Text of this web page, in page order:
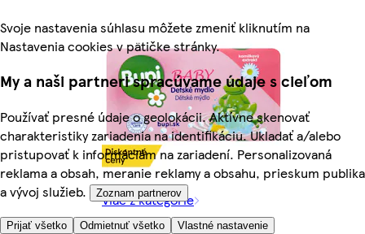
Svoje nastavenia súhlasu môžete zmeniť kliknutím na
Nastavenia cookies v pätičke stránky.
My a naši partneri spracúvame údaje s cieľom
Používať presné údaje o geolokácii. Aktívne skenovať
charakteristiky zariadenia na identifikáciu. Ukladať a/alebo
pristupovať k informáciám na zariadení. Personalizovaná
reklama a obsah, meranie reklamy a obsahu, prieskum publika
a vývoj služieb.
Zoznam partnerov
Prijať všetko Odmietnuť všetko Vlastné nastavenie
Viac z kategórie